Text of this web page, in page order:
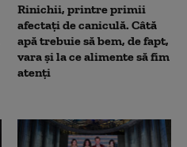
Rinichii, printre primii
afectați de caniculă. Câtă
apă trebuie să bem, de fapt,
vara și la ce alimente să fim
atenți